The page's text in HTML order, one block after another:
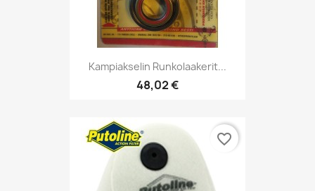
Kampiakselin Runkolaakerit...
48,02 €
favorite_border